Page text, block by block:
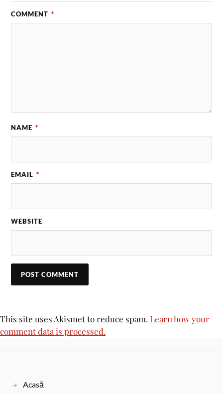
COMMENT *
NAME *
EMAIL *
WEBSITE
This site uses Akismet to reduce spam. Learn how your
comment data is processed.
Acasă